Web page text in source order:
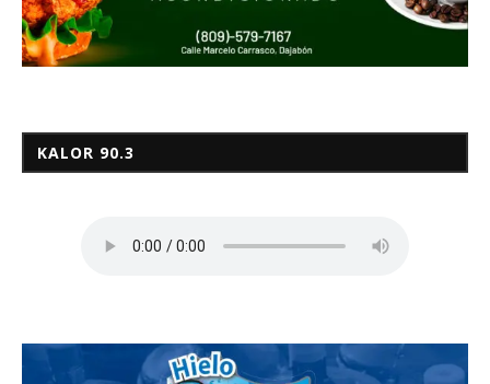
KALOR 90.3